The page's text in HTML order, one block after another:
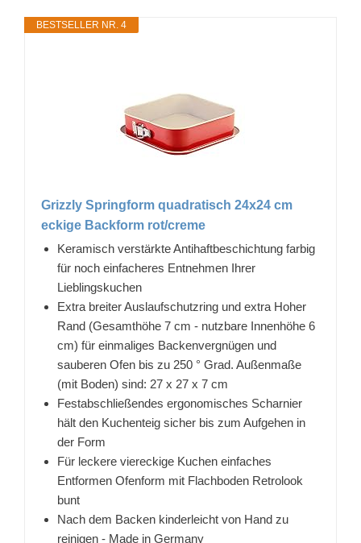
BESTSELLER NR. 4
Grizzly Springform quadratisch 24x24 cm
eckige Backform rot/creme
Keramisch verstärkte Antihaftbeschichtung farbig
für noch einfacheres Entnehmen Ihrer
Lieblingskuchen
Extra breiter Auslaufschutzring und extra Hoher
Rand (Gesamthöhe 7 cm - nutzbare Innenhöhe 6
cm) für einmaliges Backenvergnügen und
sauberen Ofen bis zu 250 ° Grad. Außenmaße
(mit Boden) sind: 27 x 27 x 7 cm
Festabschließendes ergonomisches Scharnier
hält den Kuchenteig sicher bis zum Aufgehen in
der Form
Für leckere viereckige Kuchen einfaches
Entformen Ofenform mit Flachboden Retrolook
bunt
Nach dem Backen kinderleicht von Hand zu
reinigen - Made in Germany